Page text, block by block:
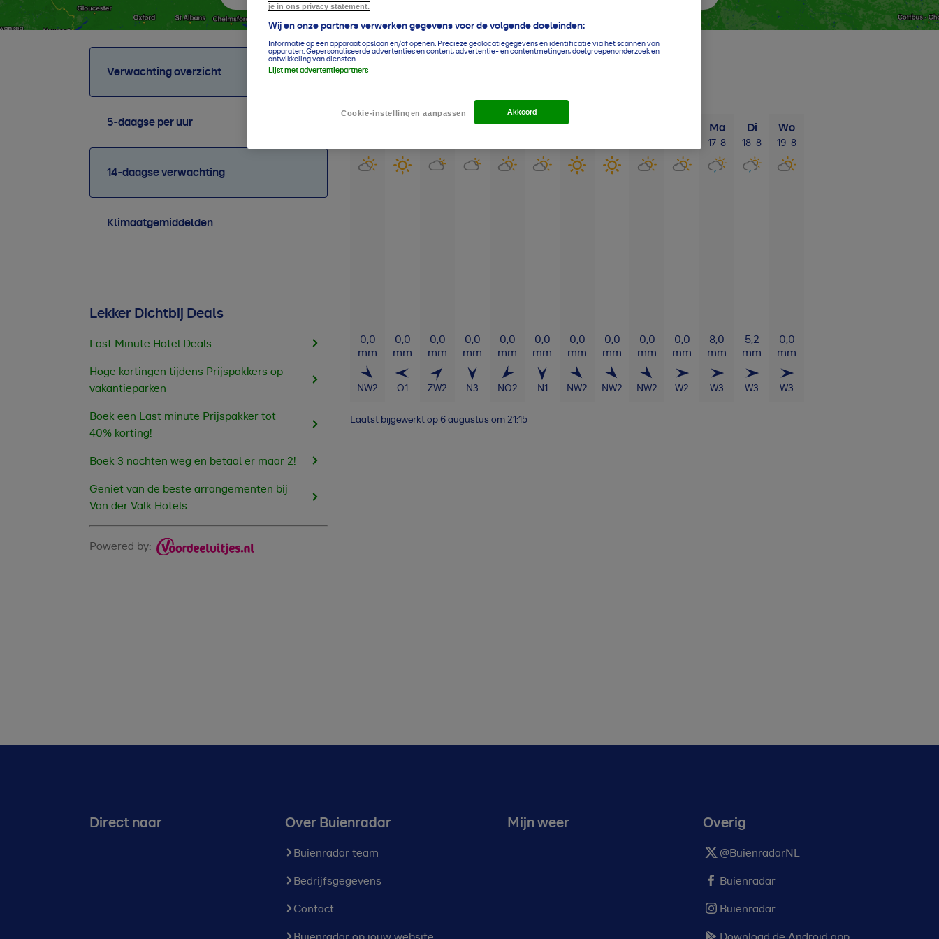
Verwachting overzicht
5-daagse per uur
14-daagse verwachting
Klimaatgemiddelden
Lekker Dichtbij Deals
Last Minute Hotel Deals
Hoge kortingen tijdens Prijspakkers op
vakantieparken
Boek een Last minute Prijspakker tot
40% korting!
Boek 3 nachten weg en betaal er maar 2!
Geniet van de beste arrangementen bij
Van der Valk Hotels
Powered by:
14-daagse verwachting Zuidland
0,0
mm
NW2
0,0
mm
O1
0,0
mm
ZW2
Ma
0,0
mm
N3
Di
0,0
mm
NO2
Wo
0,0
mm
N1
0,0
mm
NW2
0,0
mm
NW2
0,0
mm
NW2
0,0
mm
W2
Ma
17-8
8,0
mm
W3
Di
18-8
5,2
mm
W3
Wo
19-8
0,0
mm
W3
Laatst bijgewerkt op 6 augustus om 21:15
Direct naar Over Buienradar
Buienradar team
Bedrijfsgegevens
Contact
Mijn weer Overig
@BuienradarNL
Buienradar
Buienradar
je in ons privacy statement.
Wij en onze partners verwerken gegevens voor de volgende doeleinden:
Informatie op een apparaat opslaan en/of openen. Precieze geolocatiegegevens en identificatie via het scannen van
apparaten. Gepersonaliseerde advertenties en content, advertentie- en contentmetingen, doelgroepenonderzoek en
ontwikkeling van diensten.
Lijst met advertentiepartners
Cookie-instellingen aanpassen Akkoord